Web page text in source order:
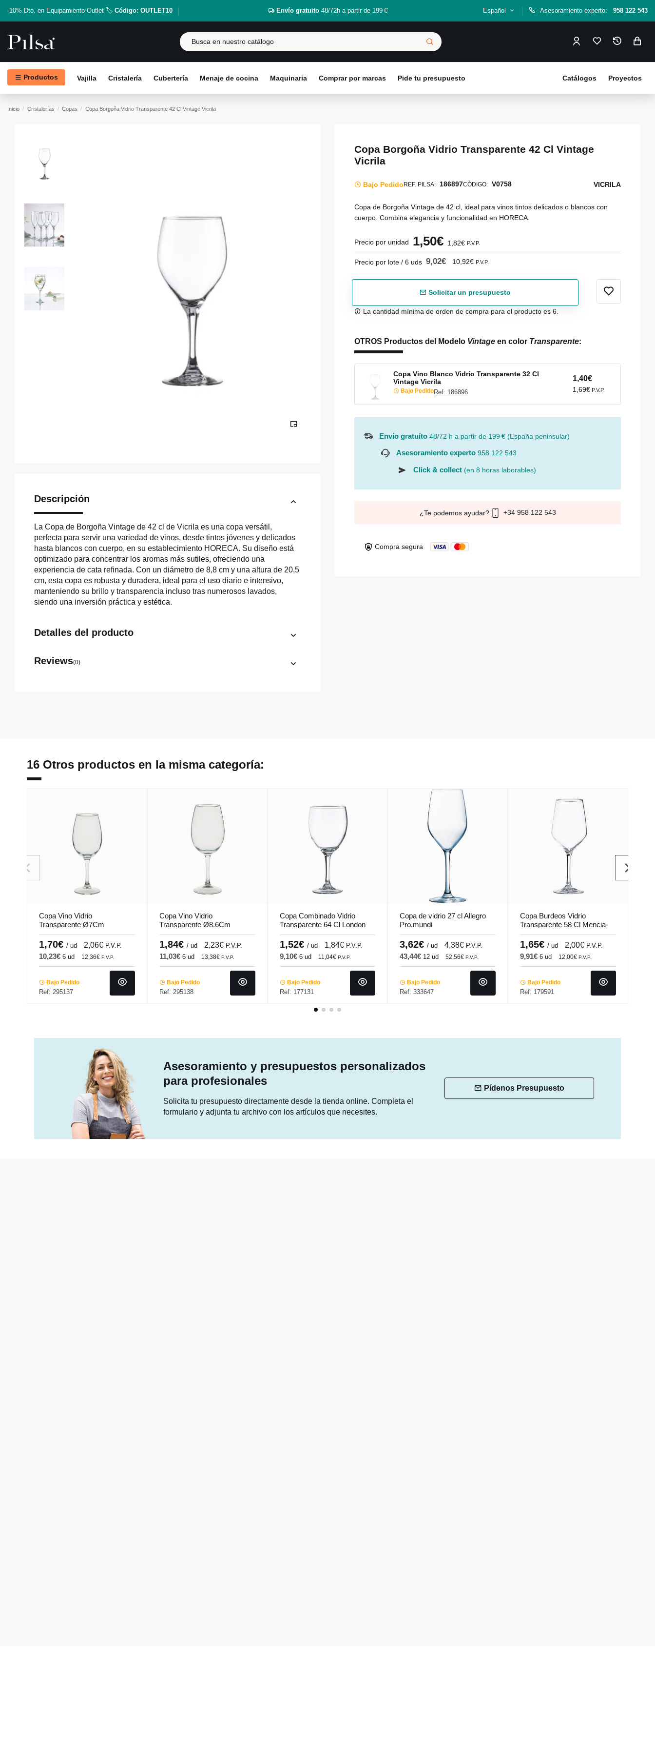
-10% Dto. en Equipamiento Outlet 🏷️ Código: OUTLET10 Envío gratuito48/72h a partir de 199 € Español Asesoramiento experto: 958 122 543
Productos Vajilla Cristalería Cubertería Menaje de cocina Maquinaria Comprar por marcas Pide tu presupuesto Proyectos
Catálogos
Inicio Cristalerías Copas Copa Borgoña Vidrio Transparente 42 Cl Vintage Vicrila
Descripción
La Copa de Borgoña Vintage de 42 cl de Vicrila es una copa versátil,
perfecta para servir una variedad de vinos, desde tintos jóvenes y delicados
hasta blancos con cuerpo, en su establecimiento HORECA. Su diseño está
optimizado para concentrar los aromas más sutiles, ofreciendo una
experiencia de cata refinada. Con un diámetro de 8,8 cm y una altura de 20,5
cm, esta copa es robusta y duradera, ideal para el uso diario e intensivo,
manteniendo su brillo y transparencia incluso tras numerosos lavados,
siendo una inversión práctica y estética.
Detalles del producto
Reviews(0)
Copa Borgoña Vidrio Transparente 42 Cl Vintage
Vicrila
Bajo Pedido REF. PILSA: 186897CÓDIGO: V0758 VICRILA
Copa de Borgoña Vintage de 42 cl, ideal para vinos tintos delicados o blancos con
cuerpo. Combina elegancia y funcionalidad en HORECA.
Precio por unidad 1,50€ 1,82€ P.V.P.
Precio por lote / 6 uds 9,02€ 10,92€ P.V.P.
Solicitar un presupuesto
La cantidad mínima de orden de compra para el producto es 6.
OTROS Productos del Modelo Vintage en color Transparente:
Copa Vino Blanco Vidrio Transparente 32 Cl
Vintage Vicrila
Bajo PedidoRef: 186896
1,40€
1,69€ P.V.P.
Envío gratuíto 48/72 h a partir de 199 € (España peninsular)
Asesoramiento experto 958 122 543
Click & collect (en 8 horas laborables)
¿Te podemos ayudar? +34 958 122 543
Compra segura
16 Otros productos en la misma categoría:
Copa Vino Vidrio
Transparente Ø7Cm
H20.7Cm 35Cl Lidia
Pro.mundi
1,70€ / ud 2,06€ P.V.P.
10,23€ 6 ud 12,36€ P.V.P.
Bajo Pedido
Ref: 295137
Copa Vino Vidrio
Transparente Ø8.6Cm
H22.4Cm 49Cl Lidia
Pro.mundi
1,84€ / ud 2,23€ P.V.P.
11,03€ 6 ud 13,38€ P.V.P.
Bajo Pedido
Ref: 295138
Copa Combinado Vidrio
Transparente 64 Cl London
Vicrila
1,52€ / ud 1,84€ P.V.P.
9,10€ 6 ud 11,04€ P.V.P.
Bajo Pedido
Ref: 177131
Copa de vidrio 27 cl Allegro
Pro.mundi
3,62€/ ud 4,38€ P.V.P.
43,44€ 12 ud 52,56€P.V.P.
Bajo Pedido
Ref: 333647
Copa Burdeos Vidrio
Transparente 58 Cl Mencia-
Tensionada Vicrila
1,65€/ ud 2,00€ P.V.P.
9,91€6 ud 12,00€P.V.P.
Bajo Pedido
Ref: 179591
Asesoramiento y presupuestos personalizados
para profesionales
Solicita tu presupuesto directamente desde la tienda online. Completa el
formulario y adjunta tu archivo con los artículos que necesites.
Pídenos Presupuesto